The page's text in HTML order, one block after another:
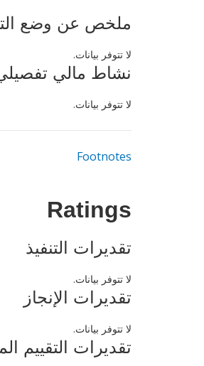
ملخص عن وضع
لا تتوفر بيانات.
نشاط مالي تفصيلي في
لا تتوفر بيانات.
Footnotes
Ratings
تقديرات التنفيذ
لا تتوفر بيانات.
تقديرات الإنجاز
لا تتوفر بيانات.
تقديرات التقييم